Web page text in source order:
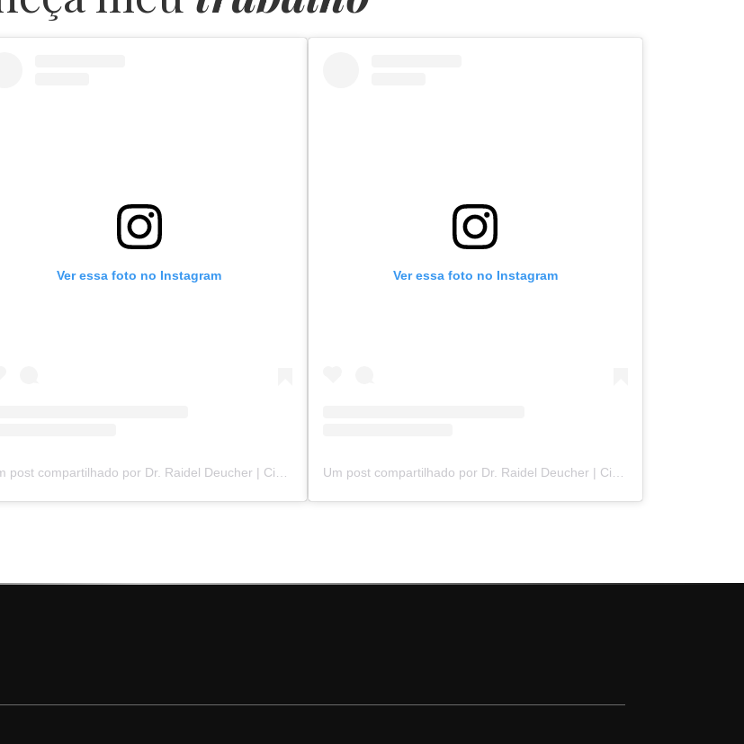
Ver essa foto no Instagram
Um post compartilhado por Dr. Raidel Deucher | Cirurgião Plástico | Florianópolis - SC (@dr.raidel)
Ver essa foto no Instagram
Um post compartilhado por Dr. Raidel Deucher | Cirurgião Plástico | Florianópolis - SC (@dr.raidel)